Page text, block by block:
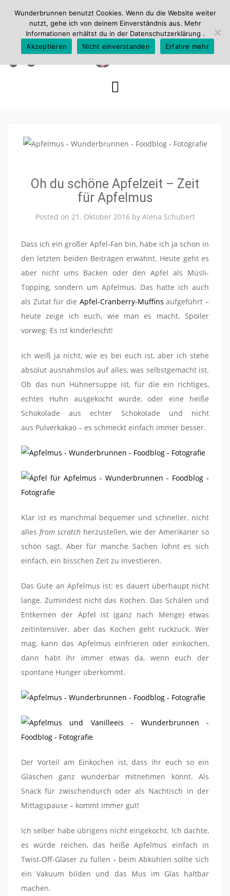
Oh du schöne Apfelzeit – Zeit
für Apfelmus
Posted on 21. Oktober 2016by Alena Schubert
Dass ich ein großer Apfel-Fan bin, habe ich ja schon in
den letzten beiden Beiträgen erwähnt. Heute geht es
aber nicht ums Backen oder den Apfel als Müsli-
Topping, sondern um Apfelmus. Das hatte ich auch
als Zutat für die Apfel-Cranberry-Muffins aufgeführt –
heute zeige ich euch, wie man es macht. Spoiler
vorweg: Es ist kinderleicht!
Ich weiß ja nicht, wie es bei euch ist, aber ich stehe
absolut ausnahmslos auf alles, was selbstgemacht ist.
Ob das nun Hühnersuppe ist, für die ein richtiges,
echtes Huhn ausgekocht wurde, oder eine heiße
Schokolade aus echter Schokolade und nicht
aus Pulverkakao – es schmeckt einfach immer besser.
Klar ist es manchmal bequemer und schneller, nicht
alles from scratchherzustellen, wie der Amerikaner so
schön sagt. Aber für manche Sachen lohnt es sich
einfach, ein bisschen Zeit zu investieren.
Das Gute an Apfelmus ist: es dauert überhaupt nicht
lange. Zumindest nicht das Kochen. Das Schälen und
Entkernen der Äpfel ist (ganz nach Menge) etwas
zeitintensiver, aber das Kochen geht ruckzuck. Wer
mag, kann das Apfelmus einfrieren oder einkochen,
dann habt ihr immer etwas da, wenn euch der
spontane Hunger überkommt.
Der Vorteil am Einkochen ist, dass ihr euch so ein
Gläschen ganz wunderbar mitnehmen könnt. Als
Snack für zwischendurch oder als Nachtisch in der
Mittagspause – kommt immer gut!
Ich selber habe übrigens nicht eingekocht. Ich dachte,
es würde reichen, das heiße Apfelmus einfach in
Twist-Off-Gläser zu füllen – beim Abkühlen sollte sich
ein Vakuum bilden und das Mus im Glas haltbar
machen.
Wunderbrunnen benutzt Cookies. Wenn du die Website weiter
nutzt, gehe ich von deinem Einverständnis aus. Mehr
Informationen erhältst du in der Datenschutzerklärung .
Akzeptieren
Nicht einverstanden Erfahre mehr